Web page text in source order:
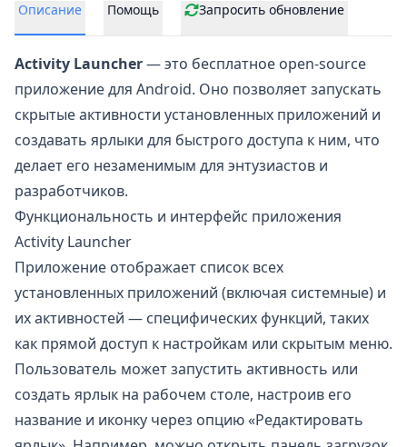
Описание Помощь Запросить обновление
Activity Launcher— это бесплатное open-source
приложение для Android. Оно позволяет запускать
скрытые активности установленных приложений и
создавать ярлыки для быстрого доступа к ним, что
делает его незаменимым для энтузиастов и
разработчиков.
Функциональность и интерфейс приложения
Activity Launcher
Приложение отображает список всех
установленных приложений (включая системные) и
их активностей — специфических функций, таких
как прямой доступ к настройкам или скрытым меню.
Пользователь может запустить активность или
создать ярлык на рабочем столе, настроив его
название и иконку через опцию «Редактировать